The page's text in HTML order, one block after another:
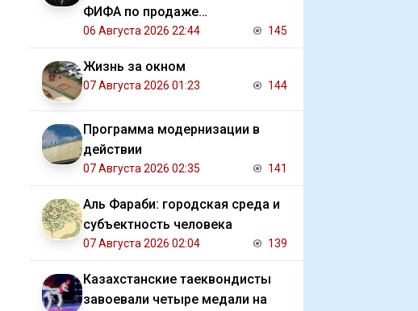
ФИФА по продаже
коммерческих прав на ЧМ
06 Августа 2026 22:44 145
Жизнь за окном
07 Августа 2026 01:23 144
Программа модернизации в
действии
07 Августа 2026 02:35 141
Аль Фараби: городская среда и
субъектность человека
07 Августа 2026 02:04 139
Казахстанские таеквондисты
завоевали четыре медали на